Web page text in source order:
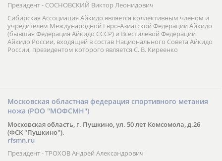
Президент - СОСНОВСКИЙ Виктор Леонидович
Сибирская Ассоциация Айкидо является коллективным членом и
учредителем Международной Евро-Азиатской Федерации Айкидо
(бывшая Федерация Айкидо СССР) и Всестилевой Федерации
Айкидо России, входящей в состав Национального Совета Айкидо
России, президентом которого является С. В. Киреенко
Московская областная федерация спортивного метания
ножа (РОО "МОФСМН")
Московская область, г. Пушкино, ул. 50 лет Комсомола, д.26
(ФСК "Пушкино").
rfsmn.ru
Президент - ТРОХОВ Андрей Александрович